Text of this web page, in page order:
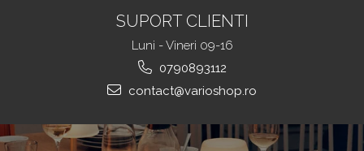
SUPORT CLIENTI
Luni - Vineri 09-16
0790893112
contact@varioshop.ro